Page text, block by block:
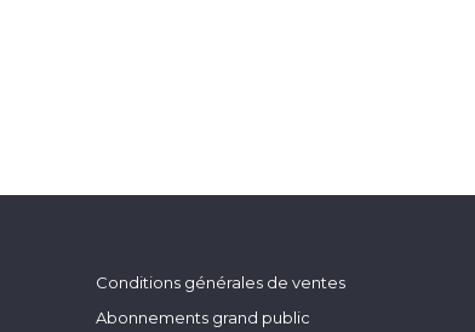
Conditions générales de ventes
Abonnements grand public